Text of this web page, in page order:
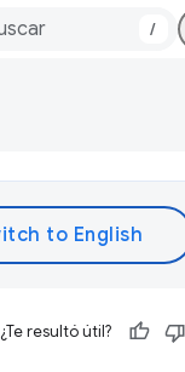
/
¿Te resultó útil?